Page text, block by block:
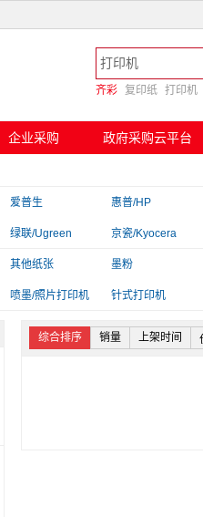
齐彩 复印纸 打印机
企业采购 政府采购云平台
爱普生 惠普/HP
绿联/Ugreen 京瓷/Kyocera
兄弟 实达
佳能 得力/deli
其他纸张 墨粉
喷墨/照片打印机 针式打印机
读卡器/转换器 办公收纳
综合排序 销量 上架时间